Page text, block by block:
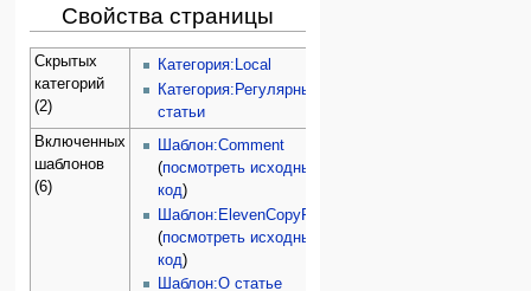
Свойства страницы
Скрытых
категорий
(2)
Категория:Local
Категория:Регулярные
статьи
Включенных
шаблонов
(6)
Шаблон:Comment
(посмотреть исходный
код)
Шаблон:ElevenCopyRight
(посмотреть исходный
код)
Шаблон:О статье